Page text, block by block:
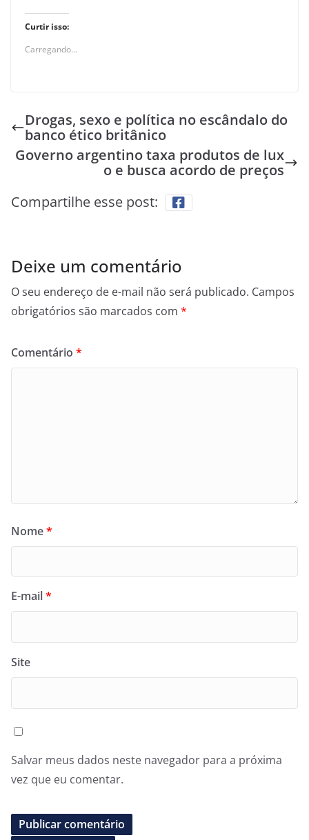
Curtir isso:
Carregando...
Drogas, sexo e política no escândalo do
banco ético britânico
Governo argentino taxa produtos de lux
o e busca acordo de preços
Compartilhe esse post:
Deixe um comentário
O seu endereço de e-mail não será publicado. Campos
obrigatórios são marcados com *
Comentário *
Nome*
E-mail*
Site
Salvar meus dados neste navegador para a próxima
vez que eu comentar.